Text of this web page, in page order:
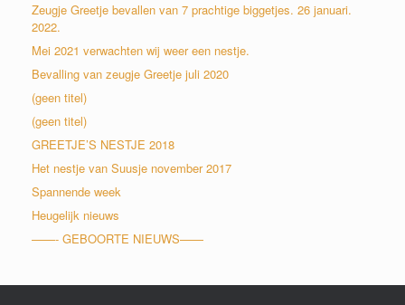
Zeugje Greetje bevallen van 7 prachtige biggetjes. 26 januari.
2022.
Mei 2021 verwachten wij weer een nestje.
Bevalling van zeugje Greetje juli 2020
(geen titel)
(geen titel)
GREETJE’S NESTJE 2018
Het nestje van Suusje november 2017
Spannende week
Heugelijk nieuws
——- GEBOORTE NIEUWS——